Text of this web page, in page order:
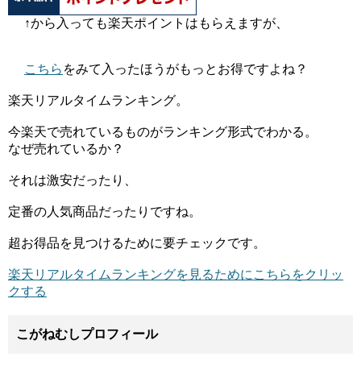
↑から入っても楽天ポイントはもらえますが、
こちら をみて入ったほうがもっとお得ですよね？
楽天リアルタイムランキング。
今楽天で売れているものがランキング形式でわかる。
なぜ売れているか？
それは激安だったり、
定番の人気商品だったりですね。
超お得品を見つけるために要チェックです。
楽天リアルタイムランキングを見るためにこちらをクリッ
クする
こがねむしプロフィール